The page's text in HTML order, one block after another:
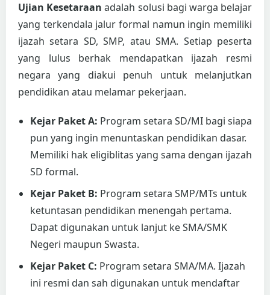
Ujian Kesetaraan adalah solusi bagi warga belajar
yang terkendala jalur formal namun ingin memiliki
ijazah setara SD, SMP, atau SMA. Setiap peserta
yang lulus berhak mendapatkan ijazah resmi
negara yang diakui penuh untuk melanjutkan
pendidikan atau melamar pekerjaan.
Kejar Paket A: Program setara SD/MI bagi siapa
pun yang ingin menuntaskan pendidikan dasar.
Memiliki hak eligiblitas yang sama dengan ijazah
SD formal.
Kejar Paket B: Program setara SMP/MTs untuk
ketuntasan pendidikan menengah pertama.
Dapat digunakan untuk lanjut ke SMA/SMK
Negeri maupun Swasta.
Kejar Paket C: Program setara SMA/MA. Ijazah
ini resmi dan sah digunakan untuk mendaftar